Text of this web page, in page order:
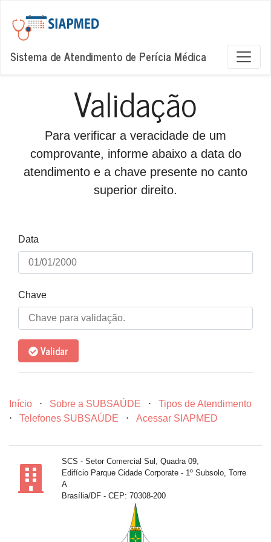
Sistema de Atendimento de Perícia Médica
Validação
Para verificar a veracidade de um
comprovante, informe abaixo a data do
atendimento e a chave presente no canto
superior direito.
Data
Chave
Validar
Início ⋅ Sobre a SUBSAÚDE ⋅
Tipos de Atendimento
⋅
Telefones SUBSAÚDE ⋅ Acessar SIAPMED
SCS - Setor Comercial Sul, Quadra 09,
Edifício Parque Cidade Corporate - 1º Subsolo, Torre
A
Brasília/DF - CEP: 70308-200